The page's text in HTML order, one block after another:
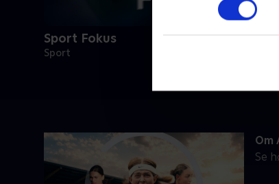
Sport Fokus
Sport
Om
Se